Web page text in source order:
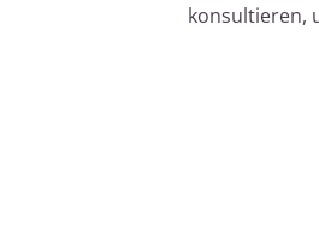
konsultieren,